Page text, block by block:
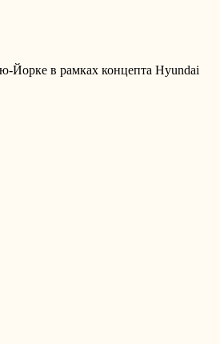
Йорке в рамках концепта Hyundai